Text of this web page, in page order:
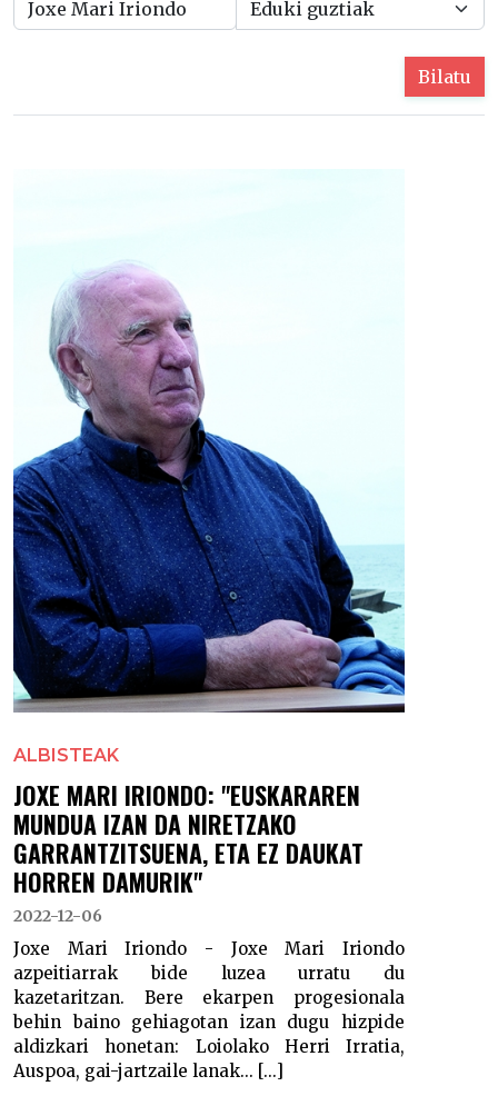
Bilatu
ALBISTEAK
JOXE MARI IRIONDO: "EUSKARAREN
MUNDUA IZAN DA NIRETZAKO
GARRANTZITSUENA, ETA EZ DAUKAT
HORREN DAMURIK"
2022-12-06
Joxe Mari Iriondo - Joxe Mari Iriondo
azpeitiarrak bide luzea urratu du
kazetaritzan. Bere ekarpen progesionala
behin baino gehiagotan izan dugu hizpide
aldizkari honetan: Loiolako Herri Irratia,
Auspoa, gai-jartzaile lanak... [...]